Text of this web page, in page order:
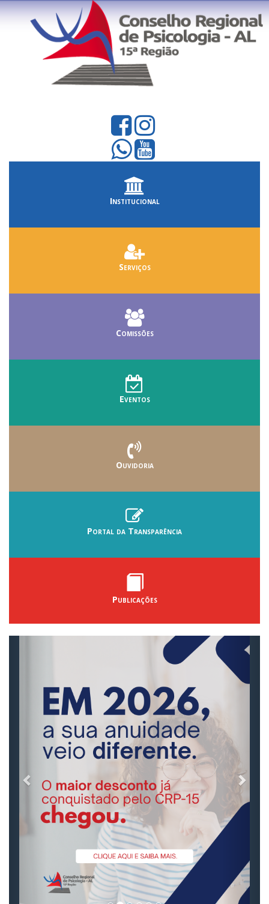
Institucional
Serviços
Comissões
Eventos
Ouvidoria
Portal da Transparência
Publicações